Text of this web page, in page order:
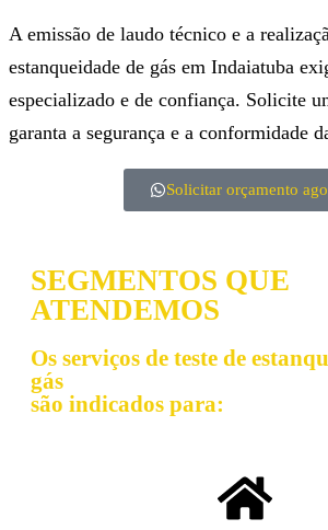
A emissão de laudo técnico e a
estanqueidade de gás em Indaiatuba
especializado e de confiança. Solicite
garanta a segurança e a conformidade
Solicitar orçamento
SEGMENTOS QUE
ATENDEMOS
Os serviços de teste de
gás
são indicados para: